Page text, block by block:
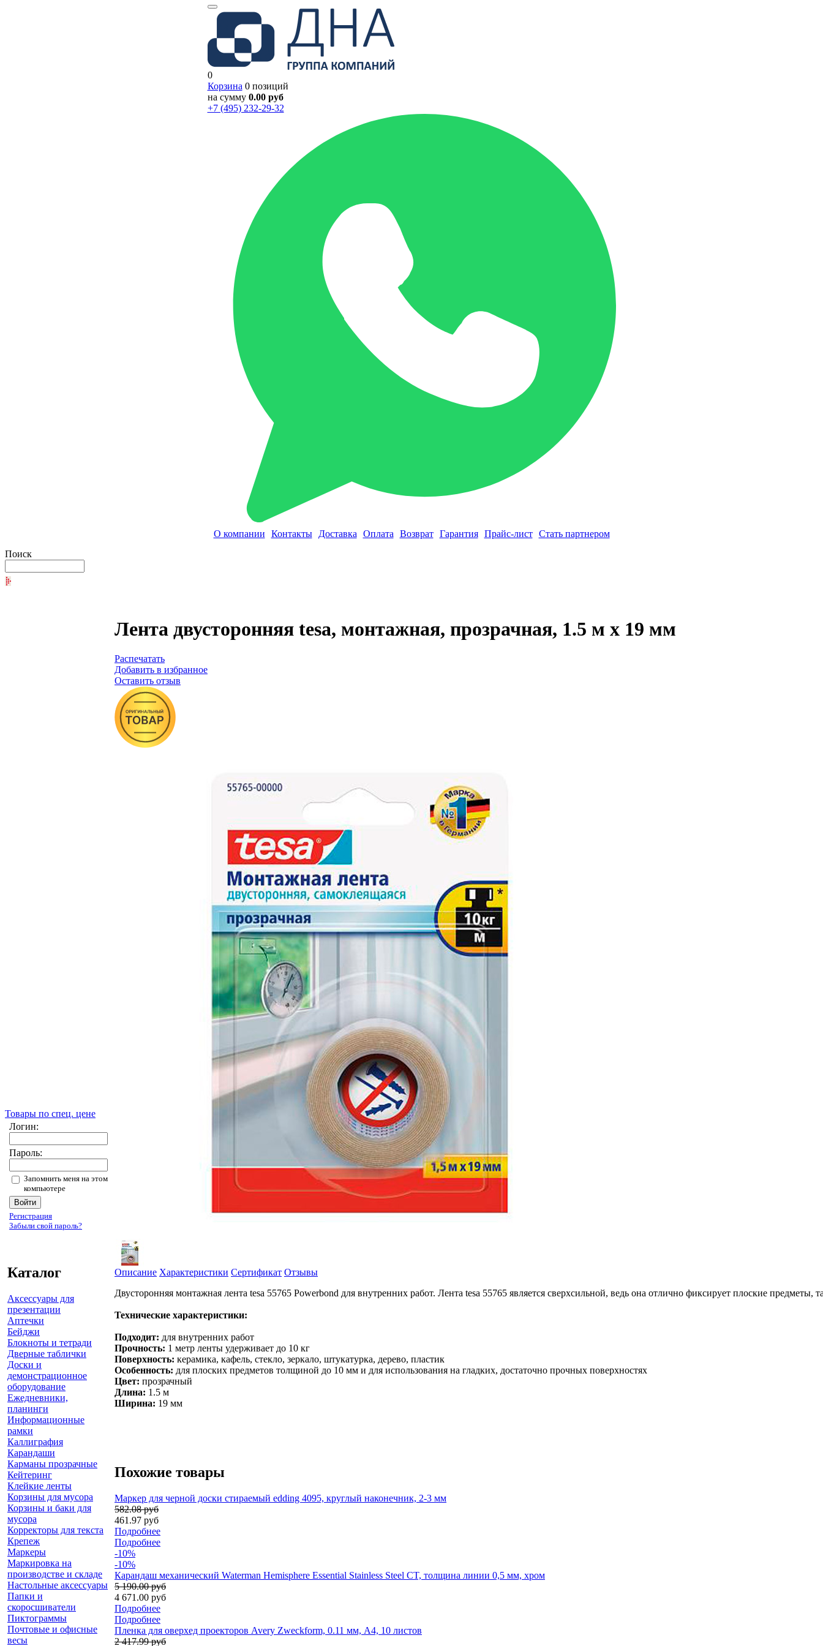
0
Корзина 0 позиций
на сумму 0.00 руб
+7 (495) 232-29-32
О компании Контакты Доставка Оплата Возврат Гарантия Прайс-лист
Стать партнером
Поиск
Товары по спец. цене
Логин:
Пароль:
Запомнить меня на этом
компьютере
Регистрация
Забыли свой пароль?
Каталог
Аксессуары для
презентации
Аптечки
Бейджи
Блокноты и тетради
Дверные таблички
Доски и
демонстрационное
оборудование
Ежедневники,
планинги
Информационные
рамки
Каллиграфия
Карандаши
Карманы прозрачные
Кейтеринг
Клейкие ленты
Корзины для мусора
Корзины и баки для
мусора
Корректоры для текста
Крепеж
Маркеры
Маркировка на
производстве и складе
Настольные аксессуары
Папки и
скоросшиватели
Пиктограммы
Почтовые и офисные
весы
Лента двусторонняя tesa, монтажная, прозрачная, 1.5 м x 19 мм
Распечатать
Добавить в избранное
Оставить отзыв
Описание Характеристики Сертификат Отзывы
Двусторонняя монтажная лента tesa 55765 Powerbond для внутренних работ. Лента tesa 55765 является сверхсильной, ведь она отлично фиксирует плоские
Технические характеристики:
Подходит: для внутренних работ
Прочность: 1 метр ленты удерживает до 10 кг
Поверхность: керамика, кафель, стекло, зеркало, штукатурка, дерево, пластик
Особенность: для плоских предметов толщиной до 10 мм и для использования на гладких, достаточно прочных поверхностях
Цвет: прозрачный
Длина: 1.5 м
Ширина: 19 мм
Похожие товары
Маркер для черной доски стираемый edding 4095, круглый наконечник, 2-3 мм
582.08 руб
461.97 руб
Подробнее
Подробнее
-10%
-10%
Карандаш механический Waterman Hemisphere Essential Stainless Steel CT, толщина линии 0,5 мм, хром
5 190.00 руб
4 671.00 руб
Подробнее
Подробнее
Пленка для оверхед проекторов Avery Zweckform, 0.11 мм, А4, 10 листов
2 417.99 руб